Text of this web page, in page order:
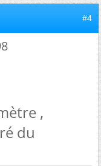
#4
,
du